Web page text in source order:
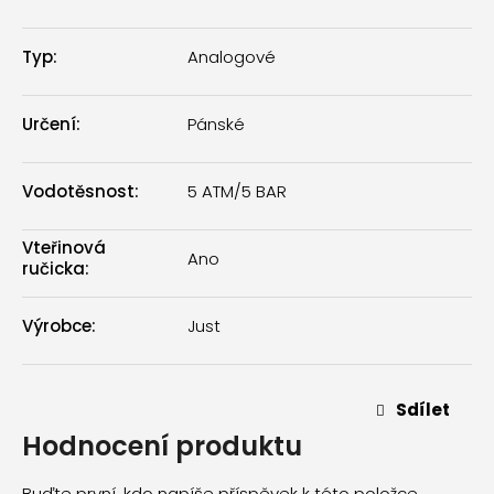
Typ: Analogové
Určení: Pánské
Vodotěsnost: 5 ATM/5 BAR
Vteřinová
ručicka: Ano
Výrobce: Just
Sdílet
Hodnocení produktu